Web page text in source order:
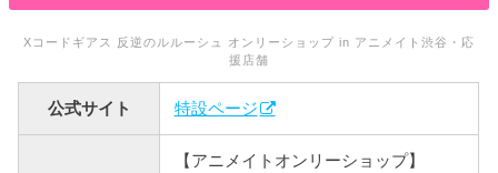
Xコードギアス 反逆のルルーシュ オンリーショップ in アニメイト渋谷・応
援店舗
公式サイト 特設ページ
【アニメイトオンリーショップ】